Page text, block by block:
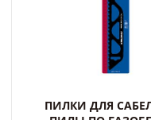
ПИЛКИ ДЛЯ